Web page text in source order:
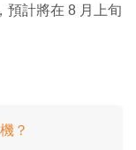
預計將在 8 月上旬
？